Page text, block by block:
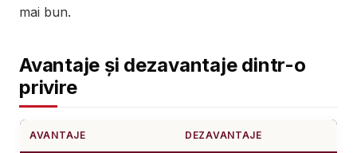
mai bun.
Avantaje și dezavantaje dintr-o
privire
AVANTAJE DEZAVANTAJE